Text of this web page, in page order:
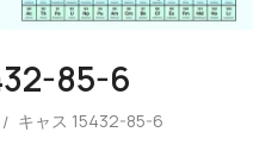
85-6
/ キャス 15432-85-6